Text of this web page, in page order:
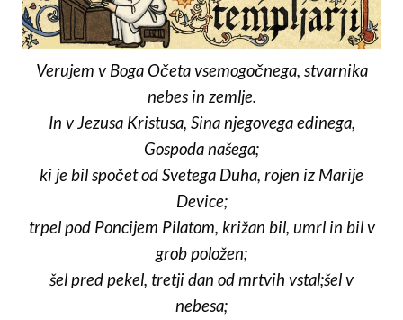
Verujem v Boga Očeta vsemogočnega, stvarnika
nebes in zemlje.
In v Jezusa Kristusa, Sina njegovega edinega,
Gospoda našega;
ki je bil spočet od Svetega Duha, rojen iz Marije
Device;
trpel pod Poncijem Pilatom, križan bil, umrl in bil v
grob položen;
šel pred pekel, tretji dan od mrtvih vstal;šel v
nebesa;